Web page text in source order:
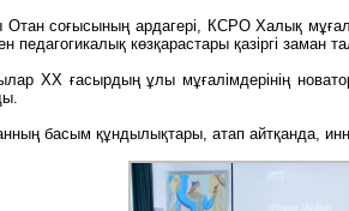
соғысының ардагері, КСРО Халық
педагогикалық көзқарастары қазіргі заман
XX ғасырдың ұлы мұғалімдерінің
басым құндылықтары, атап айтқанда,